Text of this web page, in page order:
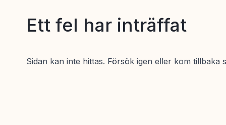
Ett fel har inträffat
Sidan kan inte hittas. Försök igen eller kom tillbaka